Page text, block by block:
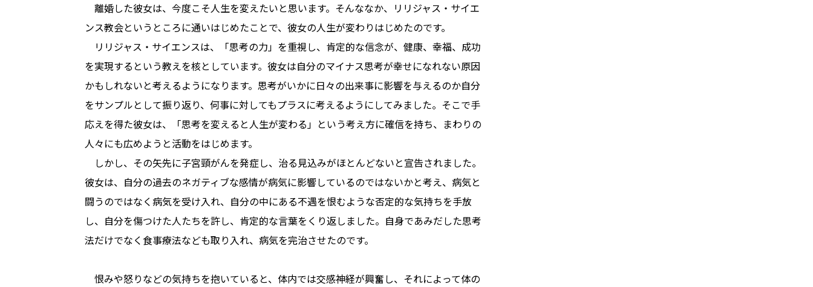
離婚した彼女は、今度こそ人生を変えたいと思います。そんななか、リリジャス・サイエ
ンス教会というところに通いはじめたことで、彼女の人生が変わりはじめたのです。
リリジャス・サイエンスは、「思考の力」を重視し、肯定的な信念が、健康、幸福、成功
を実現するという教えを核としています。彼女は自分のマイナス思考が幸せになれない原因
かもしれないと考えるようになります。思考がいかに日々の出来事に影響を与えるのか自分
をサンプルとして振り返り、何事に対してもプラスに考えるようにしてみました。そこで手
応えを得た彼女は、「思考を変えると人生が変わる」という考え方に確信を持ち、まわりの
人々にも広めようと活動をはじめます。
しかし、その矢先に子宮頸がんを発症し、治る見込みがほとんどないと宣告されました。
彼女は、自分の過去のネガティブな感情が病気に影響しているのではないかと考え、病気と
闘うのではなく病気を受け入れ、自分の中にある不遇を恨むような否定的な気持ちを手放
し、自分を傷つけた人たちを許し、肯定的な言葉をくり返しました。自身であみだした思考
法だけでなく食事療法なども取り入れ、病気を完治させたのです。
恨みや怒りなどの気持ちを抱いていると、体内では交感神経が興奮し、それによって体の